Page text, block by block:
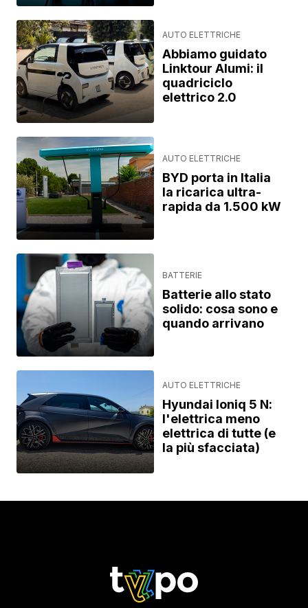
AUTO ELETTRICHE
Abbiamo guidato
Linktour Alumi: il
quadriciclo
elettrico 2.0
AUTO ELETTRICHE
BYD porta in Italia
la ricarica ultra-
rapida da 1.500 kW
BATTERIE
Batterie allo stato
solido: cosa sono e
quando arrivano
AUTO ELETTRICHE
Hyundai Ioniq 5 N:
l'elettrica meno
elettrica di tutte (e
la più sfacciata)